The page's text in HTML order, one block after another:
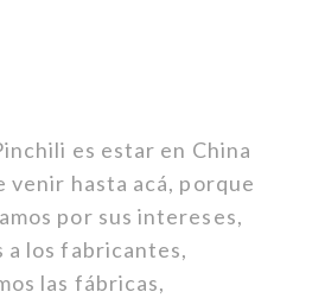
es estar en China
venir hasta acá, porque
por sus intereses,
a los fabricantes,
las fábricas,